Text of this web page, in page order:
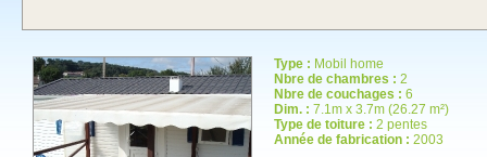
Type : Mobil home
Nbre de chambres : 2
Nbre de couchages : 6
Dim. : 7.1m x 3.7m (26.27 m²)
Type de toiture : 2 pentes
Année de fabrication : 2003